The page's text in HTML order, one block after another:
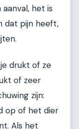
het is
dat pijn heeft,
drukt of ze
of zeer
zijn:
op of het dier
Als het